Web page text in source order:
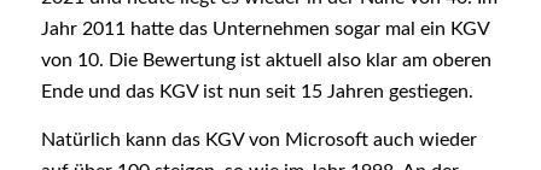
Jahr 2011 hatte das Unternehmen sogar mal ein KGV
von 10. Die Bewertung ist aktuell also klar am oberen
Ende und das KGV ist nun seit 15 Jahren gestiegen.
Natürlich kann das KGV von Microsoft auch wieder